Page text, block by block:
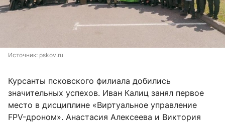
Источник: pskov.ru
Курсанты псковского филиала добились
значительных успехов. Иван Калиц занял первое
место в дисциплине «Виртуальное управление
FPV-дроном». Анастасия Алексеева и Виктория